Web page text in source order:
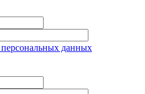
персональных данных